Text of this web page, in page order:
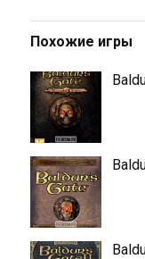
Похожие игры